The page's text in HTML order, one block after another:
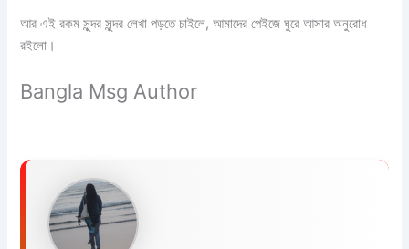
আর এই রকম সুন্দর সুন্দর লেখা পড়তে চাইলে, আমাদের পেইজে ঘুরে আসার অনুরোধ
রইলো।
Bangla Msg Author